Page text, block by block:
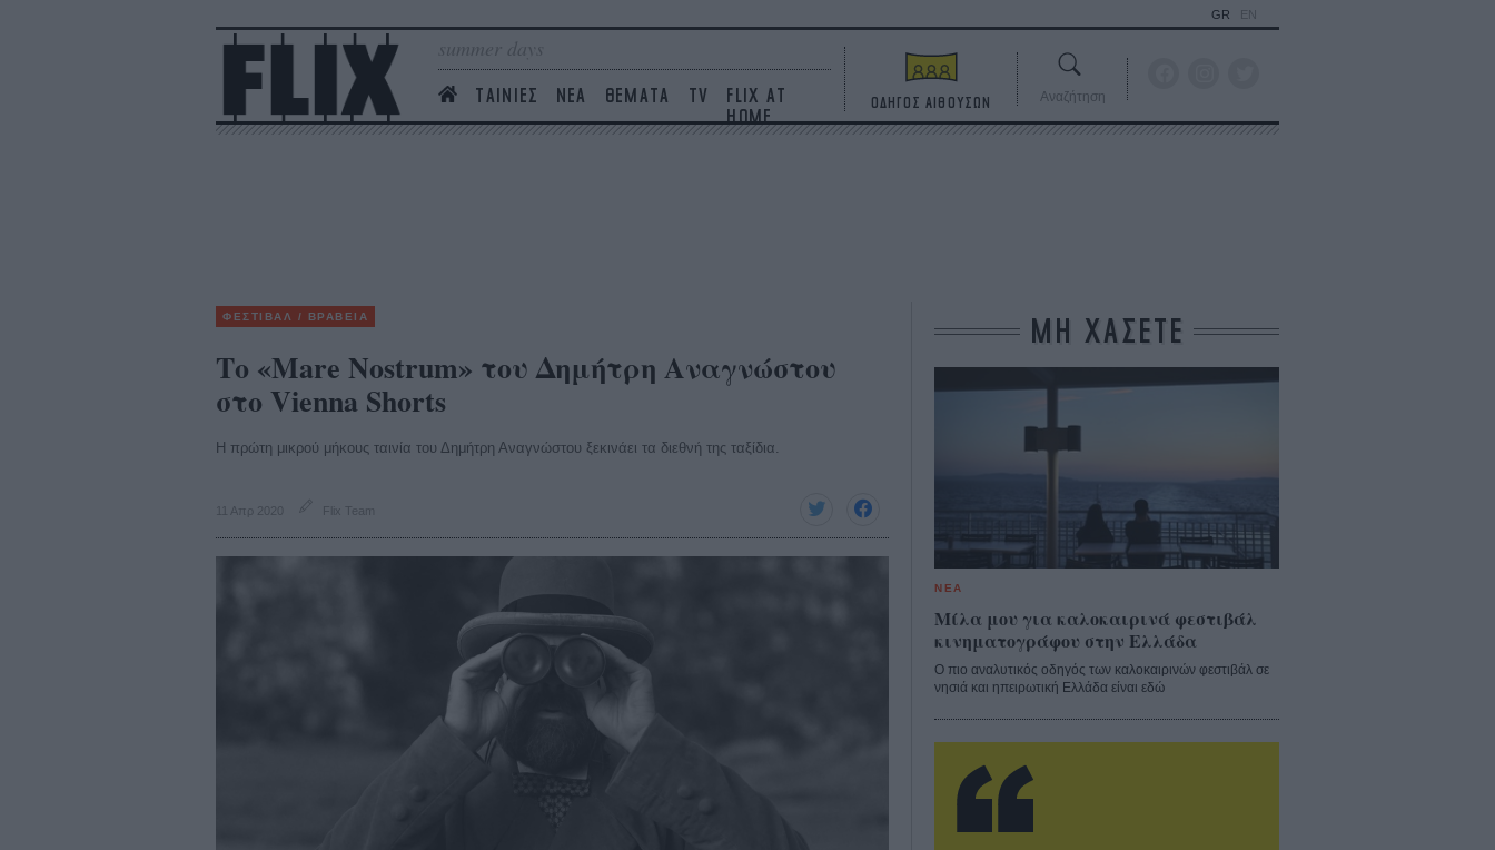
summer days
ΤΑΙΝΙΕΣ ΝΕΑ ΘΕΜΑΤΑ TV
FLIX AT
HOME
GR EN
ΟΔΗΓΟΣ ΑΙΘΟΥΣΩΝ Αναζήτηση
ΦΕΣΤΙΒΑΛ / ΒΡΑΒΕΙΑ
Το «Mare Nostrum» του Δημήτρη Αναγνώστου
στο Vienna Shorts
Η πρώτη μικρού μήκους ταινία του Δημήτρη Αναγνώστου ξεκινάει τα διεθνή της ταξίδια.
11 Απρ 2020 Flix Team
ΜΗ ΧΑΣΕΤΕ
ΝΕΑ
Μίλα μου για καλοκαιρινά φεστιβάλ
κινηματογράφου στην Ελλάδα
Ο πιο αναλυτικός οδηγός των καλοκαιρινών φεστιβάλ σε
νησιά και ηπειρωτική Ελλάδα είναι εδώ